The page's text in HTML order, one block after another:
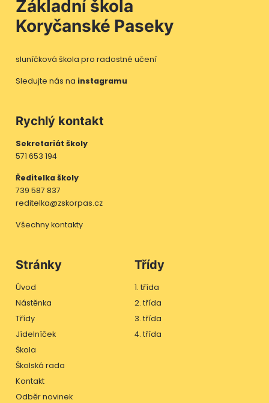
Základní škola
Koryčanské Paseky
sluníčková škola pro radostné učení
Sledujte nás na instagramu
Stránky
Úvod
Nástěnka
Třídy
Jídelníček
Škola
Školská rada
Kontakt
Odběr novinek
Třídy
1. třída
2. třída
3. třída
4. třída
Rychlý kontakt
Sekretariát školy
571 653 194
Ředitelka školy
739 587 837
reditelka@zskorpas.cz
Všechny kontakty